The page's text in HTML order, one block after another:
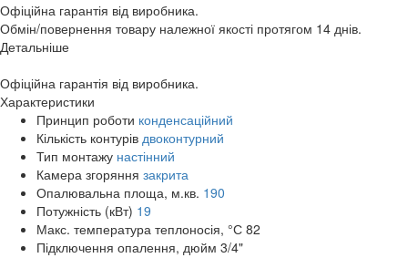
Офіційна гарантія від виробника.
Обмін/повернення товару належної якості протягом 14 днів.
Детальніше
Офіційна гарантія від виробника.
Характеристики
Принцип роботи конденсаційний
Кількість контурів двоконтурний
Тип монтажу настінний
Камера згоряння закрита
Опалювальна площа, м.кв. 190
Потужність (кВт) 19
Макс. температура теплоносія, °С 82
Підключення опалення, дюйм 3/4"